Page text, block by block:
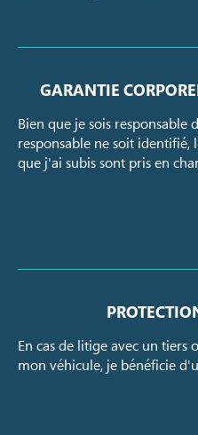
GARANTIE
Bien que je sois responsable
responsable ne soit identifié,
que j'ai subis sont pris en
En cas de litige avec un tiers
mon véhicule, je bénéficie